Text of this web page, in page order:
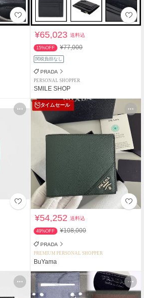
¥65,023送料込
15%OFF ¥77,000
関税負担なし
PRADA
PERSONAL SHOPPER
SMILE SHOP
タイムセール
¥54,252送料込
49%OFF ¥108,000
PRADA
PREMIUM PERSONAL SHOPPER
BuYama